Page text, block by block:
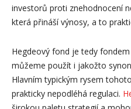
investorů proti znehodnocení
která přináší výnosy, a to
Hegdeový fond je tedy
můžeme použít i jakožto
Hlavním typickým rysem
prakticky nepodléhá regulaci.